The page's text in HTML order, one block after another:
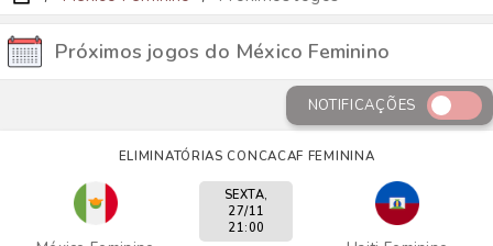
Próximos jogos do México Feminino
NOTIFICAÇÕES
ELIMINATÓRIAS CONCACAF FEMININA
SEXTA,
27/11
21:00